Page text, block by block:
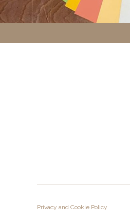
Privacy and Cookie Policy